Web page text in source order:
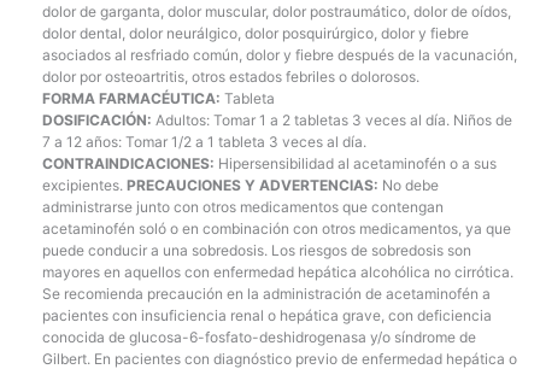
dolor de garganta, dolor muscular, dolor postraumático, dolor de oídos,
dolor dental, dolor neurálgico, dolor posquirúrgico, dolor y fiebre
asociados al resfriado común, dolor y fiebre después de la vacunación,
dolor por osteoartritis, otros estados febriles o dolorosos.
FORMA FARMACÉUTICA: Tableta
DOSIFICACIÓN: Adultos: Tomar 1 a 2 tabletas 3 veces al día. Niños de
7 a 12 años: Tomar 1/2 a 1 tableta 3 veces al día.
CONTRAINDICACIONES: Hipersensibilidad al acetaminofén o a sus
excipientes. PRECAUCIONES Y ADVERTENCIAS: No debe
administrarse junto con otros medicamentos que contengan
acetaminofén soló o en combinación con otros medicamentos, ya que
puede conducir a una sobredosis. Los riesgos de sobredosis son
mayores en aquellos con enfermedad hepática alcohólica no cirrótica.
Se recomienda precaución en la administración de acetaminofén a
pacientes con insuficiencia renal o hepática grave, con deficiencia
conocida de glucosa-6-fosfato-deshidrogenasa y/o síndrome de
Gilbert. En pacientes con diagnóstico previo de enfermedad hepática o